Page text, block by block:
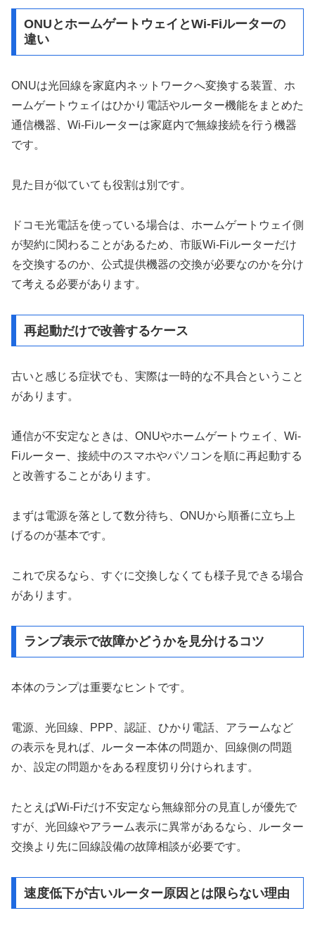
ONUとホームゲートウェイとWi-Fiルーターの
違い
ONUは光回線を家庭内ネットワークへ変換する装置、ホ
ームゲートウェイはひかり電話やルーター機能をまとめた
通信機器、Wi-Fiルーターは家庭内で無線接続を行う機器
です。
見た目が似ていても役割は別です。
ドコモ光電話を使っている場合は、ホームゲートウェイ側
が契約に関わることがあるため、市販Wi-Fiルーターだけ
を交換するのか、公式提供機器の交換が必要なのかを分け
て考える必要があります。
再起動だけで改善するケース
古いと感じる症状でも、実際は一時的な不具合ということ
があります。
通信が不安定なときは、ONUやホームゲートウェイ、Wi-
Fiルーター、接続中のスマホやパソコンを順に再起動する
と改善することがあります。
まずは電源を落として数分待ち、ONUから順番に立ち上
げるのが基本です。
これで戻るなら、すぐに交換しなくても様子見できる場合
があります。
ランプ表示で故障かどうかを見分けるコツ
本体のランプは重要なヒントです。
電源、光回線、PPP、認証、ひかり電話、アラームなど
の表示を見れば、ルーター本体の問題か、回線側の問題
か、設定の問題かをある程度切り分けられます。
たとえばWi-Fiだけ不安定なら無線部分の見直しが優先で
すが、光回線やアラーム表示に異常があるなら、ルーター
交換より先に回線設備の故障相談が必要です。
速度低下が古いルーター原因とは限らない理由